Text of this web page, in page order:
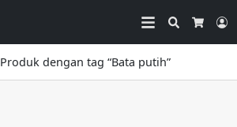
Search
Produk dengan tag “Bata putih”